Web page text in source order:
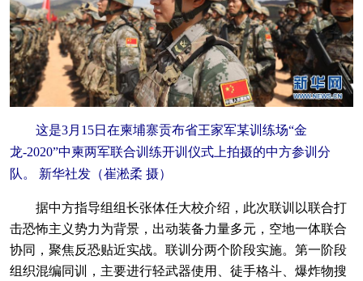
这是3月15日在柬埔寨贡布省王家军某训练场“金
龙-2020”中柬两军联合训练开训仪式上拍摄的中方参训分
队。 新华社发（崔淞柔 摄）
据中方指导组组长张体任大校介绍，此次联训以联合打
击恐怖主义势力为背景，出动装备力量多元，空地一体联合
协同，聚焦反恐贴近实战。联训分两个阶段实施。第一阶段
组织混编同训，主要进行轻武器使用、徒手格斗、爆炸物搜